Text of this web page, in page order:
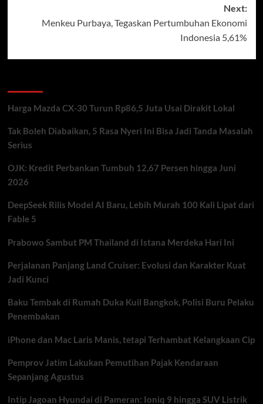
Next:
Menkeu Purbaya, Tegaskan Pertumbuhan Ekonomi
Indonesia 5,61%
Harga Mazda CX-30 Turun Rp86,5 Juta Usai Dirakit Lokal
Tak Boleh Diabaikan, 5 Rasa Nyeri Ini Bisa Jadi Tanda Masalah
Serius
OJK: Kredit Perbankan Tumbuh 12,67 Persen hingga Juni
2026
DeepSeek Rilis Model AI Baru, Lebih Murah 100 Kali Lipat dari
Fable 5
Prabowo Sambut PM Thailand di Istana Merdeka Hari Ini
Perjalanan Panjang Land Cruiser: Evolusi dan Karakter Kuat
Jadi Kunci
Baku Tembak di Rumah Duka Kuil Bangkok, Polisi Buru Pelaku
Penembakan
iPhone dan Mac Laris Manis, tetapi Terhambat Kelangkaan Cip
Pemprov Jatim Lakukan Pemutihan Pajak Kendaraan
Sepanjang Agustus
Intip Jagoan Hyundai di Pameran: Ioniq 9 hingga SUV Listrik